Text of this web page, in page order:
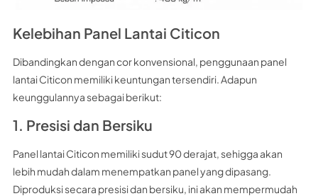
Kelebihan Panel Lantai Citicon
Dibandingkan dengan cor konvensional, penggunaan panel
lantai Citicon memiliki keuntungan tersendiri. Adapun
keunggulannya sebagai berikut:
1. Presisi dan Bersiku
Panel lantai Citicon memiliki sudut 90 derajat, sehigga akan
lebih mudah dalam menempatkan panel yang dipasang.
Diproduksi secara presisi dan bersiku, ini akan mempermudah